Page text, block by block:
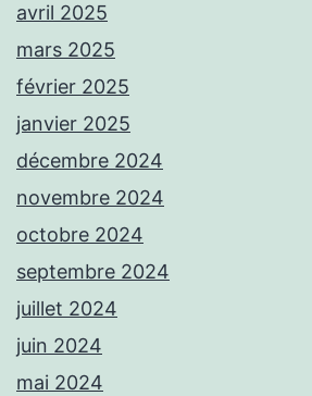
avril 2025
mars 2025
février 2025
janvier 2025
décembre 2024
novembre 2024
octobre 2024
septembre 2024
juillet 2024
juin 2024
mai 2024